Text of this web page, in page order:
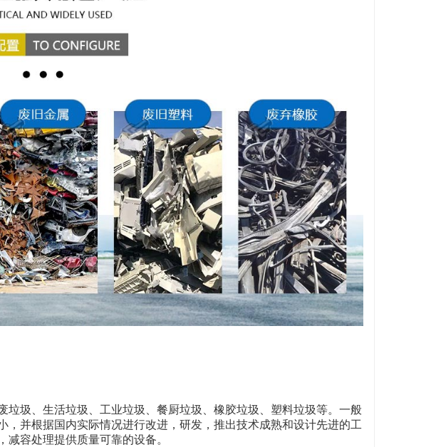
垃圾、生活垃圾、工业垃圾、餐厨垃圾、橡胶垃圾、塑料垃圾等。一般
并根据国内实际情况进行改进，研发，推出技术成熟和设计先进的工
容处理提供质量可靠的设备。